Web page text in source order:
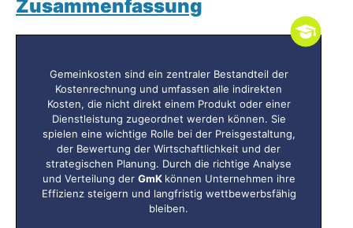
Zusammenfassung
Gemeinkosten sind ein zentraler Bestandteil der
Kostenrechnung und umfassen alle indirekten
Kosten, die nicht direkt einem Produkt oder einer
Dienstleistung zugeordnet werden können. Sie
spielen eine wichtige Rolle bei der Preisgestaltung,
der Bewertung der Wirtschaftlichkeit und der
strategischen Planung. Durch die richtige Analyse
und Verteilung der GmK können Unternehmen ihre
Effizienz steigern und langfristig wettbewerbsfähig
bleiben.